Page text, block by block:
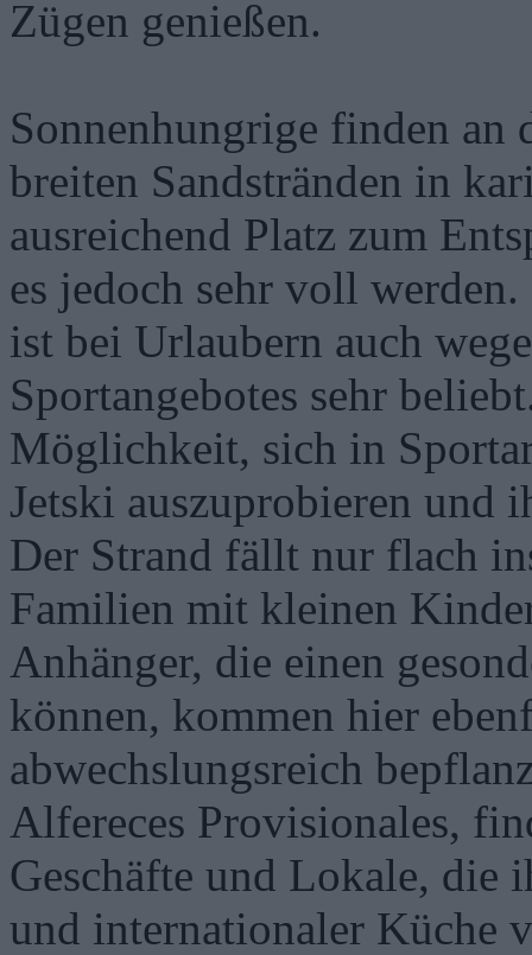
Zügen genießen.
Sonnenhungrige finden an
breiten Sandstränden in
ausreichend Platz zum
es jedoch sehr voll
ist bei Urlaubern auch
Sportangebotes sehr
Möglichkeit, sich in
Jetski auszuprobieren und
Der Strand fällt nur flach
Familien mit kleinen
Anhänger, die einen
können, kommen hier
abwechslungsreich
Alfereces Provisionales,
Geschäfte und Lokale, die
und internationaler Küche